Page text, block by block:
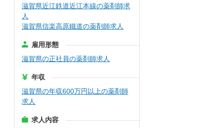
滋賀県近江鉄道近江本線の薬剤師求
人
滋賀県信楽高原鐵道の薬剤師求人
雇用形態
滋賀県の正社員の薬剤師求人
年収
滋賀県の年収600万円以上の薬剤師
求人
求人内容